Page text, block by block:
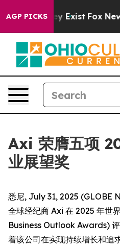
AGP PICKS
Proof They Exist Fox News
Axi 荣膺五项
业展望奖
悉尼, July 31, 2025 (GLOBE
全球经纪商 Axi 在 2025 年世
Business Outlook Awards)
着该公司在实现持续增长和追